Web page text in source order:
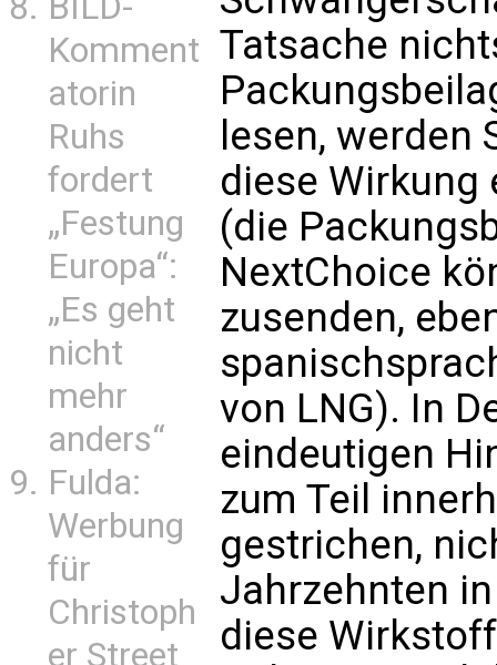
Komment
atorin
Ruhs
fordert
„Festung
Europa“:
„Es geht
nicht
mehr
anders“
Fulda:
Werbung
für
Christoph
er Street
Tatsache
lesen, werden
diese Wirkung
(die
NextChoice
zusenden,
von LNG). In
eindeutigen
zum Teil
gestrichen,
Jahrzehnten
diese